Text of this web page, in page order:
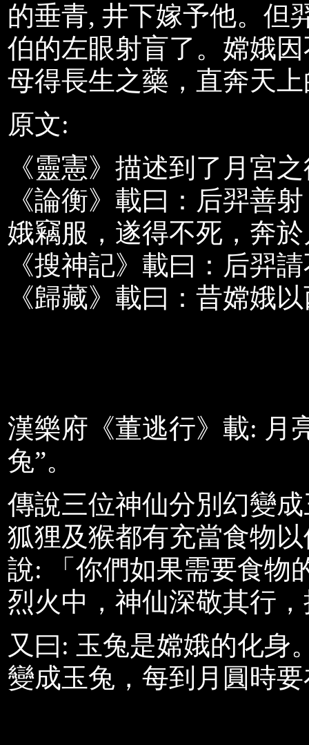
的垂青, 井下嫁予他。但
伯的左眼射盲了。嫦娥
母得長生之藥，直奔天
原文:
《靈憲》描述到了月宮
《論衡》載曰：后羿善
娥竊服，遂得不死，奔
《搜神記》載曰：后羿
《歸藏》載曰：昔嫦娥
漢樂府《董逃行》載: 月
兔”。
傳說三位神仙分別幻變
狐狸及猴都有充當食物
說: 「你們如果需要食物
烈火中，神仙深敬其行
又曰: 玉兔是嫦娥的化身
變成玉兔，每到月圓時